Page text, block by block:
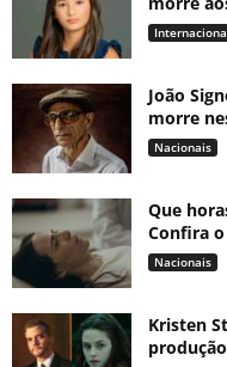
João
morre
Nacionais
Que
Confira
Nacionais
Kristen